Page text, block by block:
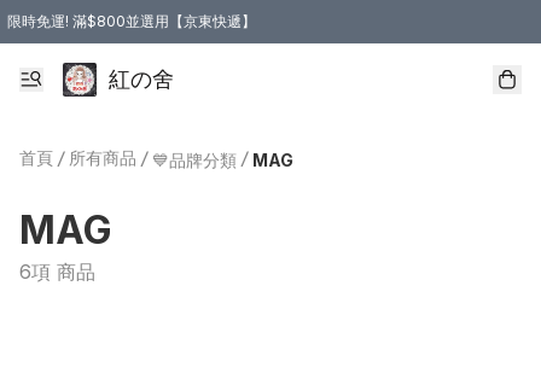
限時免運! 滿$800並選用【京東快遞】
紅の舍
首頁 / 所有商品 / 💙品牌分類 / MAG
MAG
6項 商品